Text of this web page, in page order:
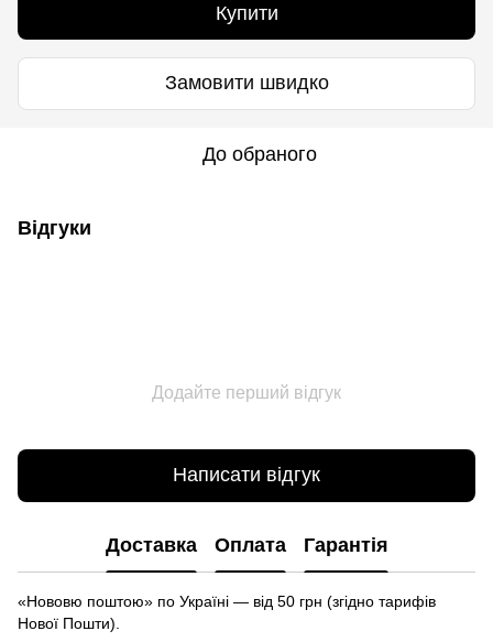
Купити
Замовити швидко
До обраного
Відгуки
Додайте перший відгук
Написати відгук
Доставка Оплата Гарантія
«Нововю поштою» по Україні — від 50 грн (згідно тарифів
Нової Пошти).